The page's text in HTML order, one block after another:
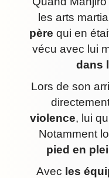
les arts
père qui en
vécu avec lui
dans
Lors de son
violence, lui
Notamment
pied en
Avec les